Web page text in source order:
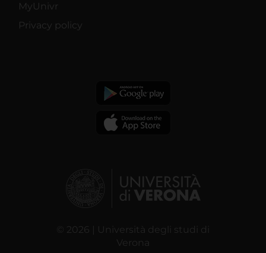
MyUnivr
Privacy policy
© 2026 | Università degli studi di
Verona